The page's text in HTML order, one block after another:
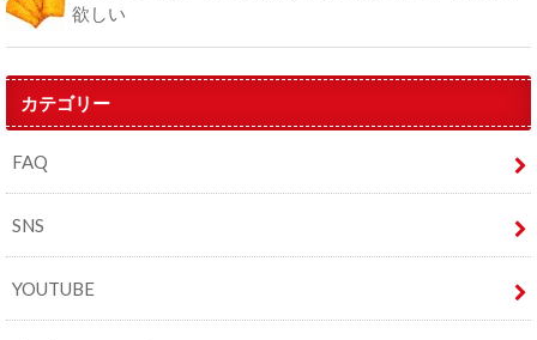
欲しい
カテゴリー
FAQ
SNS
YOUTUBE